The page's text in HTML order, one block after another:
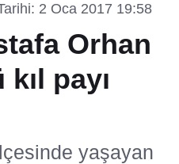
2 Oca 2017 19:58
Orhan
payı
yaşayan